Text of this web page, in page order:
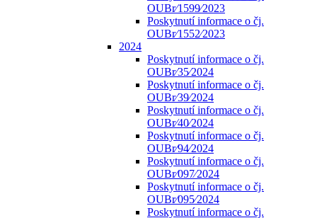
OUBr⁄1599⁄2023
Poskytnutí informace o čj.
OUBr⁄1552⁄2023
2024
Poskytnutí informace o čj.
OUBr⁄35⁄2024
Poskytnutí informace o čj.
OUBr⁄39⁄2024
Poskytnutí informace o čj.
OUBr⁄40⁄2024
Poskytnutí informace o čj.
OUBr⁄94⁄2024
Poskytnutí informace o čj.
OUBr⁄097⁄2024
Poskytnutí informace o čj.
OUBr⁄095⁄2024
Poskytnutí informace o čj.